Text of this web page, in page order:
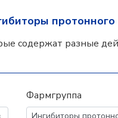
протонного
содержат разные
Фармгруппа